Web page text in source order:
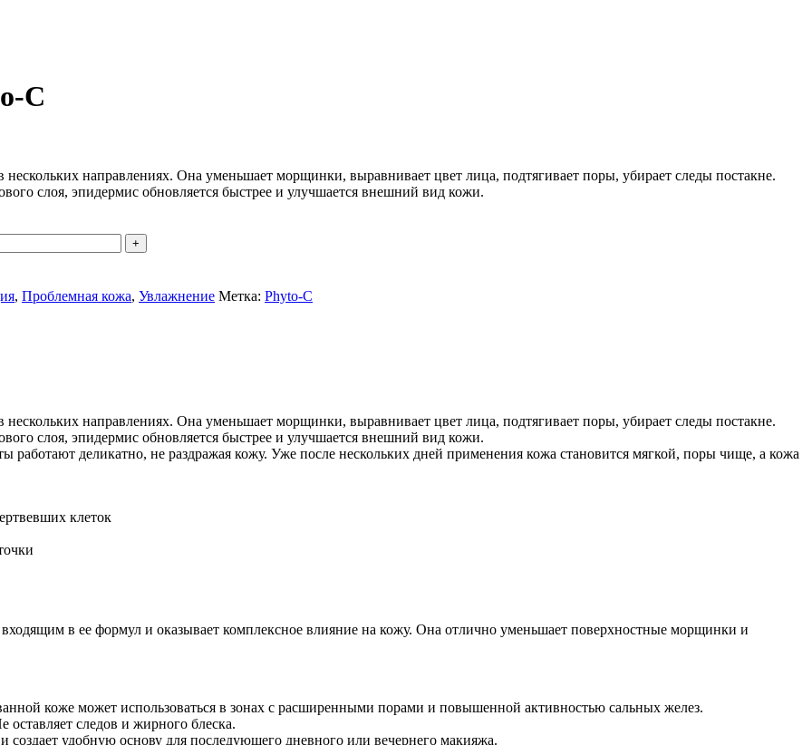
C
направлениях. Она уменьшает морщинки, выравнивает цвет лица, подтягивает поры, убирает следы постакне.
слоя, эпидермис обновляется быстрее и улучшается внешний вид кожи.
, Проблемная кожа, Увлажнение Метка: Phyto-C
направлениях. Она уменьшает морщинки, выравнивает цвет лица, подтягивает поры, убирает следы постакне.
слоя, эпидермис обновляется быстрее и улучшается внешний вид кожи.
работают деликатно, не раздражая кожу. Уже после нескольких дней применения кожа становится мягкой, поры чище, а кожа
клеток
в ее формул и оказывает комплексное влияние на кожу. Она отлично уменьшает поверхностные морщинки и
коже может использоваться в зонах с расширенными порами и повышенной активностью сальных желез.
следов и жирного блеска.
удобную основу для последующего дневного или вечернего макияжа.